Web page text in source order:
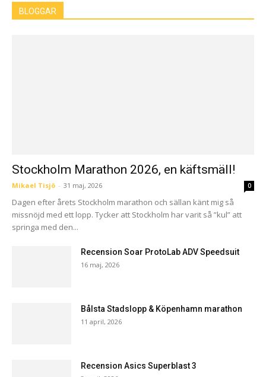
BLOGGAR
Stockholm Marathon 2026, en käftsmäll!
Mikael Tisjö - 31 maj, 2026 0
Dagen efter årets Stockholm marathon och sällan känt mig så
missnöjd med ett lopp. Tycker att Stockholm har varit så ”kul” att
springa med den...
Recension Soar ProtoLab ADV Speedsuit
16 maj, 2026
Bålsta Stadslopp & Köpenhamn marathon
11 april, 2026
Recension Asics Superblast 3